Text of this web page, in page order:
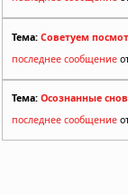
Тема: Советуем
последнее сообщение
Тема: Осознанные
последнее сообщение